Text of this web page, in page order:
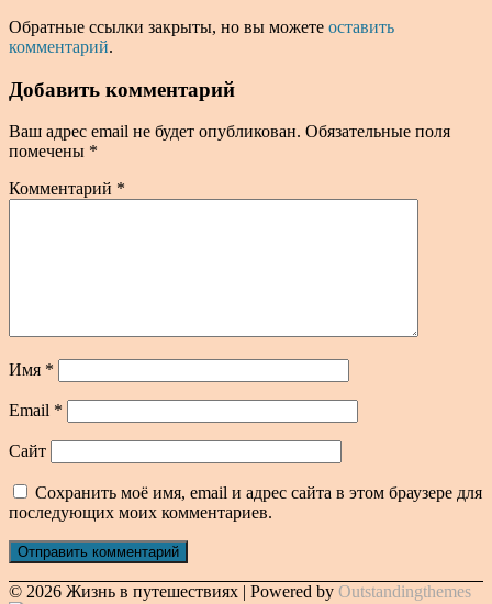
Обратные ссылки закрыты, но вы можете оставить
комментарий.
Добавить комментарий
Ваш адрес email не будет опубликован. Обязательные поля
помечены *
Комментарий *
Имя *
Email *
Сайт
Сохранить моё имя, email и адрес сайта в этом браузере для
последующих моих комментариев.
© 2026 Жизнь в путешествиях | Powered by Outstandingthemes